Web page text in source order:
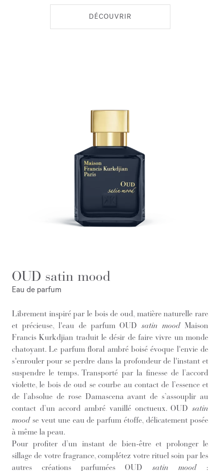
DÉCOUVRIR
OUD satin mood
Eau de parfum
Librement inspiré par le bois de oud, matière naturelle rare
et précieuse, l'eau de parfum OUDsatin moodMaison
Francis Kurkdjian traduit le désir de faire vivre un monde
chatoyant. Le parfum floral ambré boisé évoque l'envie de
s'enrouler pour se perdre dans la profondeur de l'instant et
suspendre le temps. Transporté par la finesse de l’accord
violette, le bois de oud se courbe au contact de l’essence et
de l’absolue de rose Damascena avant de s’assouplir au
contact d’un accord ambré vanillé onctueux. OUD satin
moodse veut une eau de parfum étoffe, délicatement posée
à même la peau.
Pour profiter d’un instant de bien-être et prolonger le
sillage de votre fragrance, complétez votre rituel soin par les
autres créations parfumées OUDsatin mood: